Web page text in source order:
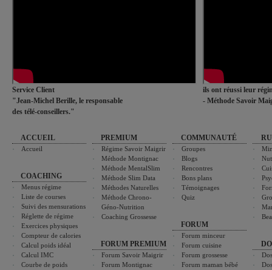
Service Client
"Jean-Michel Berille, le responsable
des télé-conseillers."
ils ont réussi leur
- Méthode Savoir
ACCUEIL
Accueil
COACHING
Menus régime
Liste de courses
Suivi des mensurations
Réglette de régime
Exercices physiques
Compteur de calories
Calcul poids idéal
Calcul IMC
Courbe de poids
PREMIUM
Régime Savoir Maigrir
Méthode Montignac
Méthode MentalSlim
Méthode Slim Data
Méthodes Naturelles
Méthode Chrono-
Géno-Nutrition
Coaching Grossesse
FORUM PREMIUM
Forum Savoir Maigrir
Forum Montignac
COMMUNAUTÉ
Groupes
Blogs
Rencontres
Bons plans
Témoignages
Quiz
FORUM
Forum minceur
Forum cuisine
Forum grossesse
Forum maman bébé